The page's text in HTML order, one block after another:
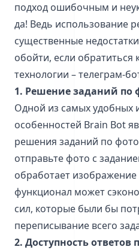
подход ошибочным и
да! Ведь использование
существенные
обойти, если
технологии – телеграм-
1. Решение заданий по
Одной из самых удобных
особенностей Brain Bot
решения заданий по
отправьте фото с
обработает изображение
функционал может
сил, которые были бы
переписывание всего
2. Доступность ответов